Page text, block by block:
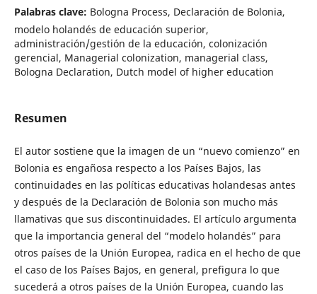
Palabras clave: Bologna Process, Declaración de Bolonia,
modelo holandés de educación superior,
administración/gestión de la educación, colonización
gerencial, Managerial colonization, managerial class,
Bologna Declaration, Dutch model of higher education
Resumen
El autor sostiene que la imagen de un “nuevo comienzo” en
Bolonia es engañosa respecto a los Países Bajos, las
continuidades en las políticas educativas holandesas antes
y después de la Declaración de Bolonia son mucho más
llamativas que sus discontinuidades. El artículo argumenta
que la importancia general del “modelo holandés” para
otros países de la Unión Europea, radica en el hecho de que
el caso de los Países Bajos, en general, prefigura lo que
sucederá a otros países de la Unión Europea, cuando las